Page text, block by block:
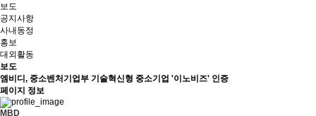
보도
공지사항
사내동정
홍보
대외활동
보도
엠비디, 중소벤처기업부 기술혁신형 중소기업 '이노비즈' 인증
페이지 정보
MBD